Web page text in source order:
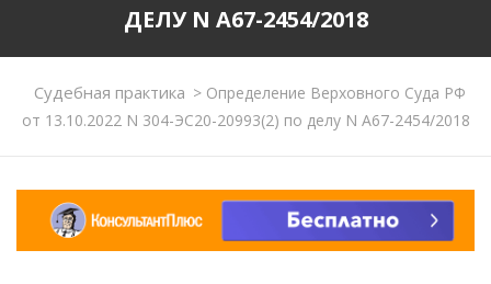
ДЕЛУ N А67-2454/2018
Судебная практика >Определение Верховного Суда РФ
от 13.10.2022 N 304-ЭС20-20993(2) по делу N А67-2454/2018